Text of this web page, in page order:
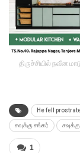
திருச்சியில் நவீன
He fell
சவுக்கு சங்கர்
1